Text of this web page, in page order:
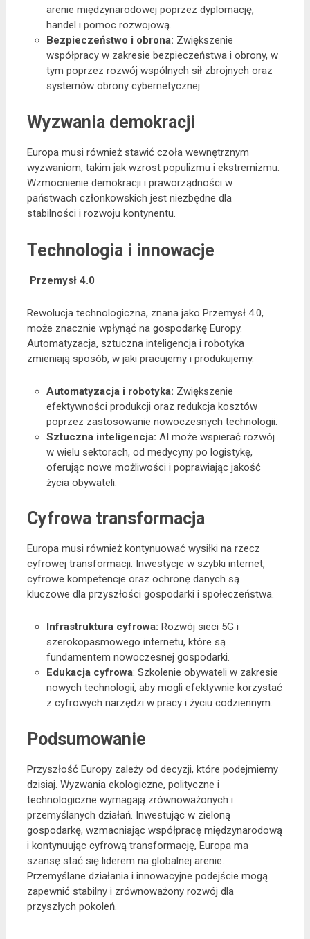
arenie międzynarodowej poprzez dyplomację,
handel i pomoc rozwojową.
Bezpieczeństwo i obrona: Zwiększenie
współpracy w zakresie bezpieczeństwa i obrony, w
tym poprzez rozwój wspólnych sił zbrojnych oraz
systemów obrony cybernetycznej.
Wyzwania demokracji
Europa musi również stawić czoła wewnętrznym
wyzwaniom, takim jak wzrost populizmu i ekstremizmu.
Wzmocnienie demokracji i praworządności w
państwach członkowskich jest niezbędne dla
stabilności i rozwoju kontynentu.
Technologia i innowacje
Przemysł 4.0
Rewolucja technologiczna, znana jako Przemysł 4.0,
może znacznie wpłynąć na gospodarkę Europy.
Automatyzacja, sztuczna inteligencja i robotyka
zmieniają sposób, w jaki pracujemy i produkujemy.
Automatyzacja i robotyka: Zwiększenie
efektywności produkcji oraz redukcja kosztów
poprzez zastosowanie nowoczesnych technologii.
Sztuczna inteligencja: AI może wspierać rozwój
w wielu sektorach, od medycyny po logistykę,
oferując nowe możliwości i poprawiając jakość
życia obywateli.
Cyfrowa transformacja
Europa musi również kontynuować wysiłki na rzecz
cyfrowej transformacji. Inwestycje w szybki internet,
cyfrowe kompetencje oraz ochronę danych są
kluczowe dla przyszłości gospodarki i społeczeństwa.
Infrastruktura cyfrowa: Rozwój sieci 5G i
szerokopasmowego internetu, które są
fundamentem nowoczesnej gospodarki.
Edukacja cyfrowa: Szkolenie obywateli w zakresie
nowych technologii, aby mogli efektywnie korzystać
z cyfrowych narzędzi w pracy i życiu codziennym.
Podsumowanie
Przyszłość Europy zależy od decyzji, które podejmiemy
dzisiaj. Wyzwania ekologiczne, polityczne i
technologiczne wymagają zrównoważonych i
przemyślanych działań. Inwestując w zieloną
gospodarkę, wzmacniając współpracę międzynarodową
i kontynuując cyfrową transformację, Europa ma
szansę stać się liderem na globalnej arenie.
Przemyślane działania i innowacyjne podejście mogą
zapewnić stabilny i zrównoważony rozwój dla
przyszłych pokoleń.